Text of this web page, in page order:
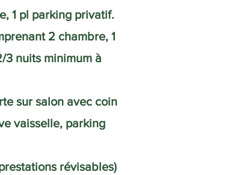
1 pl parking privatif.
2 chambre, 1
3 nuits minimum à
sur salon avec coin
vaisselle, parking
révisables)